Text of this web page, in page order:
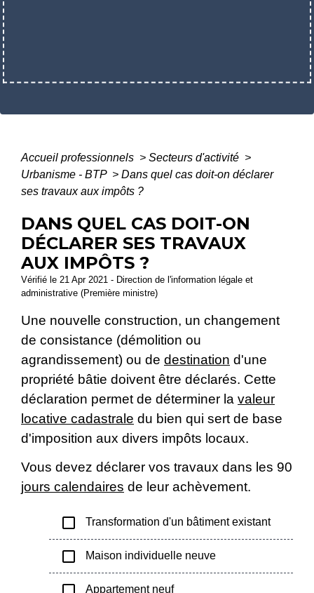
Accueil professionnels > Secteurs d'activité >
Urbanisme - BTP > Dans quel cas doit-on déclarer
ses travaux aux impôts ?
DANS QUEL CAS DOIT-ON
DÉCLARER SES TRAVAUX
AUX IMPÔTS ?
Vérifié le 21 Apr 2021 - Direction de l'information légale et
administrative (Première ministre)
Une nouvelle construction, un changement
de consistance (démolition ou
agrandissement) ou de destination d'une
propriété bâtie doivent être déclarés. Cette
déclaration permet de déterminer la valeur
locative cadastrale du bien qui sert de base
d'imposition aux divers impôts locaux.
Vous devez déclarer vos travaux dans les 90
jours calendaires de leur achèvement.
check_box_outline_blank Transformation d'un bâtiment existant
check_box_outline_blank Maison individuelle neuve
Appartement neuf